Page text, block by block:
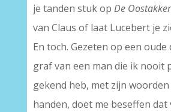
je tanden stuk op De
van Claus of laat Lucebert je
En toch. Gezeten op een
graf van een man die ik nooit
gekend heb, met zijn
handen, doet me beseffen dat